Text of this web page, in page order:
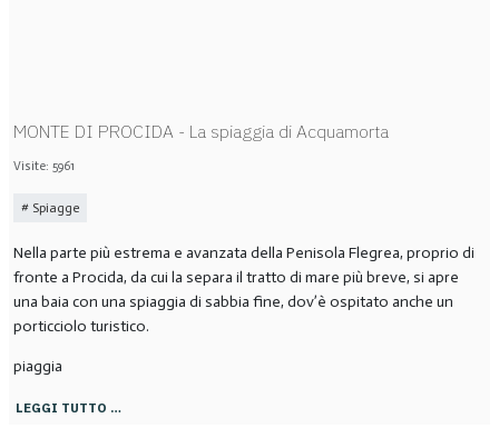
MONTE DI PROCIDA - La spiaggia di Acquamorta
Visite: 5961
Spiagge
Nella parte più estrema e avanzata della Penisola Flegrea, proprio di
fronte a Procida, da cui la separa il tratto di mare più breve, si apre
una baia con una spiaggia di sabbia fine, dov’è ospitato anche un
porticciolo turistico.
piaggia
LEGGI TUTTO …